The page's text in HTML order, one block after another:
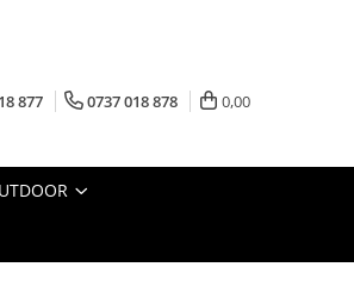
877 0737 018 878 0,00